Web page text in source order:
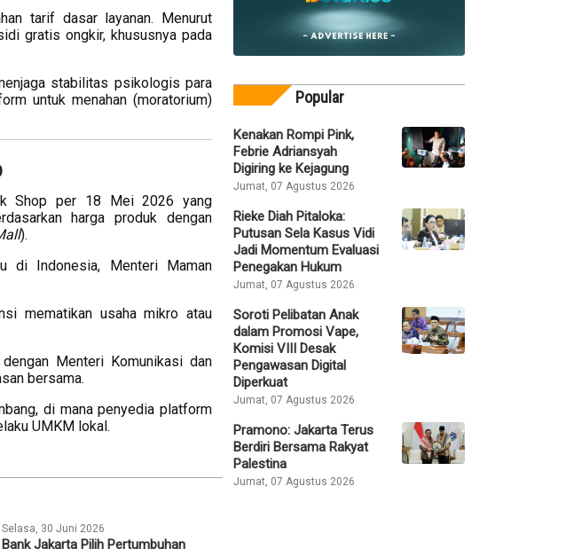
tarif dasar layanan. Menurut
gratis ongkir, khususnya pada
stabilitas psikologis para
untuk menahan (moratorium)
Shop per 18 Mei 2026 yang
harga produk dengan
).
di Indonesia, Menteri Maman
mematikan usaha mikro atau
Menteri Komunikasi dan
bersama.
di mana penyedia platform
UMKM lokal.
Selasa, 30 Juni 2026
Bank Jakarta Pilih Pertumbuhan
Popular
Kenakan Rompi Pink,
Febrie Adriansyah
Digiring ke Kejagung
Jumat, 07 Agustus 2026
Rieke Diah Pitaloka:
Putusan Sela Kasus Vidi
Jadi Momentum Evaluasi
Penegakan Hukum
Jumat, 07 Agustus 2026
Soroti Pelibatan Anak
dalam Promosi Vape,
Komisi VIII Desak
Pengawasan Digital
Diperkuat
Jumat, 07 Agustus 2026
Pramono: Jakarta Terus
Berdiri Bersama Rakyat
Palestina
Jumat, 07 Agustus 2026